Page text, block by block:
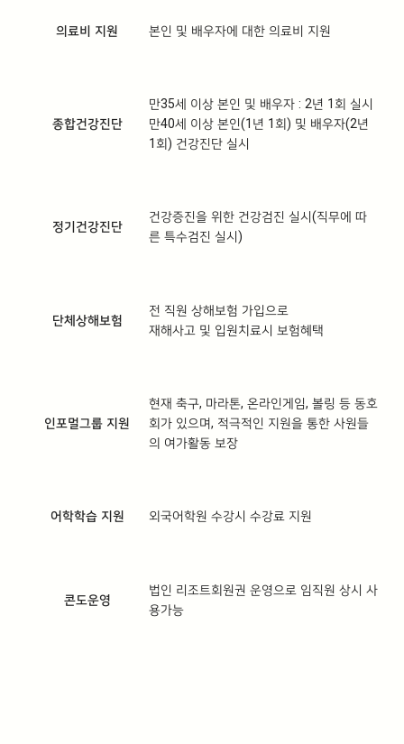
의료비 지원 본인 및 배우자에 대한 의료비 지원
종합건강진단
만35세 이상 본인 및 배우자 : 2년 1회 실시
만40세 이상 본인(1년 1회) 및 배우자(2년
1회) 건강진단 실시
정기건강진단
건강증진을 위한 건강검진 실시(직무에 따
른 특수검진 실시)
단체상해보험
전 직원 상해보험 가입으로
재해사고 및 입원치료시 보험혜택
인포멀그룹 지원
현재 축구, 마라톤, 온라인게임, 볼링 등 동호
회가 있으며, 적극적인 지원을 통한 사원들
의 여가활동 보장
어학학습 지원 외국어학원 수강시 수강료 지원
콘도운영
법인 리조트회원권 운영으로 임직원 상시 사
용가능